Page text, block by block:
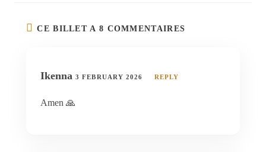
CE BILLET A 8 COMMENTAIRES
Ikenna 3 FEBRUARY 2026 REPLY
Amen 🙏